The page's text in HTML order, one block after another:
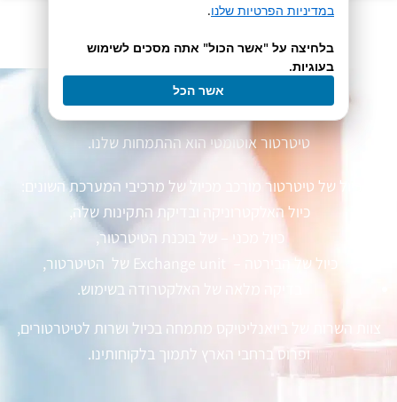
מידע נוסף
פרטים על הכיול
טיטרטור אוטומטי הוא ההתמחות שלנו.
כיול של טיטרטור מורכב מכיול של מרכיבי המערכת השונים:
כיול האלקטרוניקה ובדיקת התקינות שלה,
כיול מכני – של בוכנת הטיטרטור,
כיול של הבירטה – Exchange unit של הטיטרטור,
בדיקה מלאה של האלקטרודה בשימוש.
צוות השרות של ביואנליטיקס מתמחה בכיול ושרות לטיטרטורים,
ופרוס ברחבי הארץ לתמוך בלקוחותינו.
במדיניות הפרטיות שלנו.
בלחיצה על "אשר הכול" אתה מסכים לשימוש
בעוגיות.
אשר הכל